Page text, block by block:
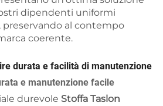
dipendenti uniformi
preservando al contempo
coerente.
durata e facilità di manutenzione
e manutenzione facile
durevole Stoffa Taslon